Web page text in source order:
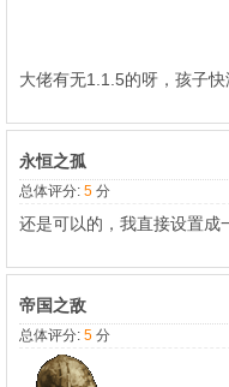
大佬有无1.1.5的呀，孩子快
永恒之孤
总体评分: 5 分
还是可以的，我直接设置成
帝国之敌
总体评分: 5 分